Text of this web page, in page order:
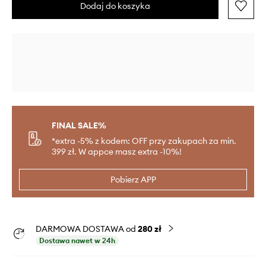
Dodaj do koszyka
FINAL SALE%
*extra -5% z kodem: OFF przy zakupach za min.
399 zł. W appce masz extra -10%!
Pobierz APP
DARMOWA DOSTAWA od 280 zł
Dostawa nawet w 24h